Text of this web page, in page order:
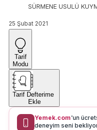
SÜRMENE USULÜ
25 Şubat 2021
Tarif
Modu
Tarif Defterime
Ekle
Yemek.com'un
deneyim seni